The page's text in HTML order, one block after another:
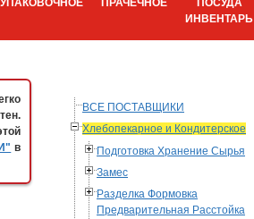
УПАКОВОЧНОЕ ПРАЧЕЧНОЕ
ПОСУДА
ИНВЕНТАРЬ
в
ВСЕ ПОСТАВЩИКИ
Хлебопекарное и Кондитерское
Подготовка Хранение Сырья
Замес
Разделка Формовка
Предварительная Расстойка